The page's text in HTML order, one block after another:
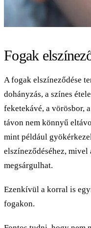
Fogak
A fogak elszíneződése
dohányzás, a színes
feketekávé, a vörösbor,
távon nem könnyű
mint például
elszíneződéséhez,
megsárgulhat.
Ezenkívül a korral is
fogakon.